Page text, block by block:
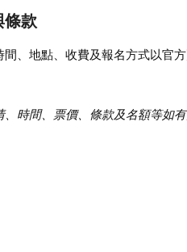
條款
間、地點、收費及報名方式以官
、時間、票價、條款及名額等如